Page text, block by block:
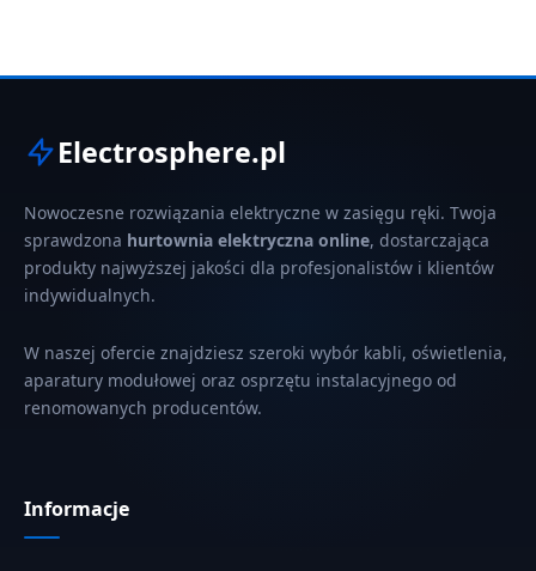
Electrosphere.pl
Nowoczesne rozwiązania elektryczne w zasięgu ręki. Twoja
sprawdzona hurtownia elektryczna online, dostarczająca
produkty najwyższej jakości dla profesjonalistów i klientów
indywidualnych.
W naszej ofercie znajdziesz szeroki wybór kabli, oświetlenia,
aparatury modułowej oraz osprzętu instalacyjnego od
renomowanych producentów.
Informacje